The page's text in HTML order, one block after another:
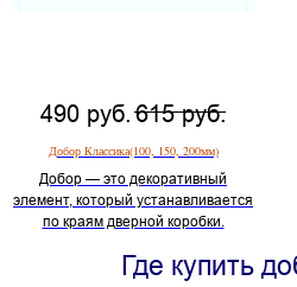
490 руб.615 руб.
Добор Классика(100, 150, 200мм)
Добор — это декоративный
элемент, который устанавливается
по краям дверной коробки.
Где купить